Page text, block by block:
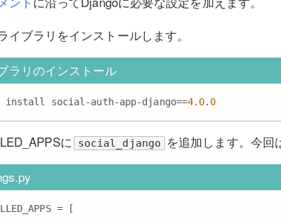
イブラリをインストールします。
ラリのインストール
install social-auth-app-django==4.0. 0
に social_django を追加します。今回
= [